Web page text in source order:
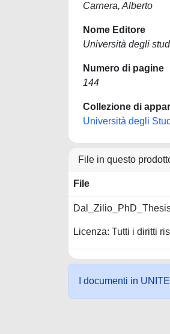
Carnera, Alberto
Nome Editore
Università degli
Numero di pagine
144
Collezione di
Università degli
File in questo
File
Licenza: Tutti i diritti
I documenti in